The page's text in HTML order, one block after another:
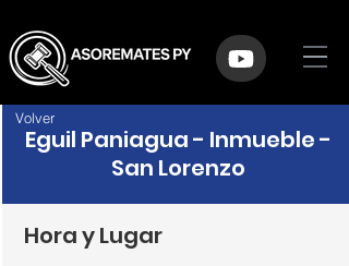
Eguil Paniagua - Inmueble -
San Lorenzo
Hora y Lugar
Volver